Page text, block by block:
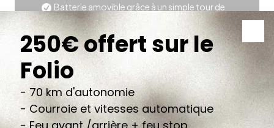
Batterie amovible grâce à un simple tour de
clé
La batterie se met en veille après un certain
moment d'inutilisation. Pour la réveiller,
activer le bouton situé sur la tranche de
l'accumulateur